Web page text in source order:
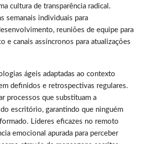
cultura de transparência radical.
semanais individuais para
reuniões de equipe para
e canais assíncronos para atualizações
ágeis adaptadas ao contexto
definidos e retrospectivas regulares.
processos que substituam a
escritório, garantindo que ninguém
Líderes eficazes no remoto
emocional apurada para perceber